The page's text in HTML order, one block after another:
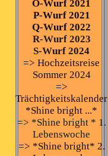
O-Wurf 2021
P-Wurf 2021
Q-Wurf 2022
R-Wurf 2023
S-Wurf 2024
=> Hochzeitsreise
Sommer 2024
=>
Trächtigkeitskalender
*Shine bright ...*
=> *Shine bright * 1.
Lebenswoche
=> *Shine bright* 2.